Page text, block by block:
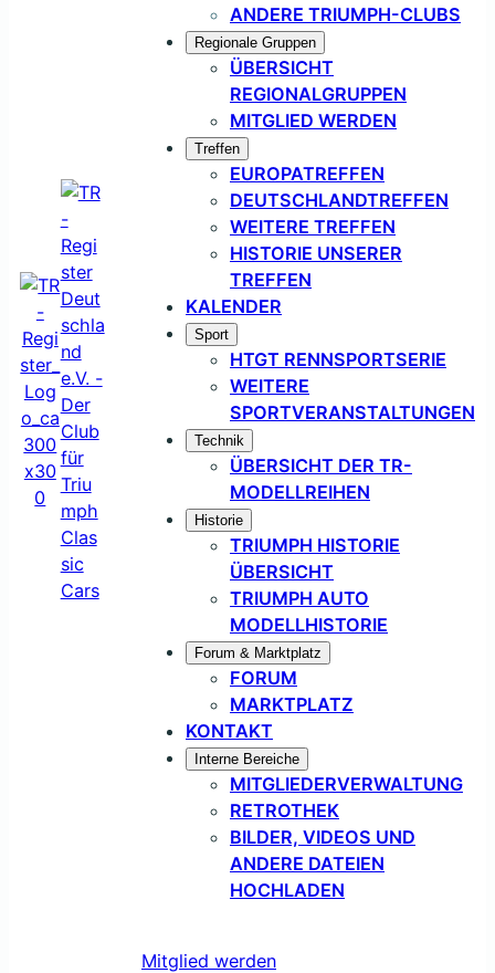
ANDERE TRIUMPH-CLUBS
Regionale Gruppen
ÜBERSICHT
REGIONALGRUPPEN
MITGLIED WERDEN
Treffen
EUROPATREFFEN
DEUTSCHLANDTREFFEN
WEITERE TREFFEN
HISTORIE UNSERER
TREFFEN
KALENDER
Sport
HTGT RENNSPORTSERIE
WEITERE
SPORTVERANSTALTUNGEN
Technik
ÜBERSICHT DER TR-
MODELLREIHEN
Historie
TRIUMPH HISTORIE
ÜBERSICHT
TRIUMPH AUTO
MODELLHISTORIE
Forum & Marktplatz
FORUM
MARKTPLATZ
KONTAKT
Interne Bereiche
MITGLIEDERVERWALTUNG
RETROTHEK
BILDER, VIDEOS UND
ANDERE DATEIEN
HOCHLADEN
Mitglied werden